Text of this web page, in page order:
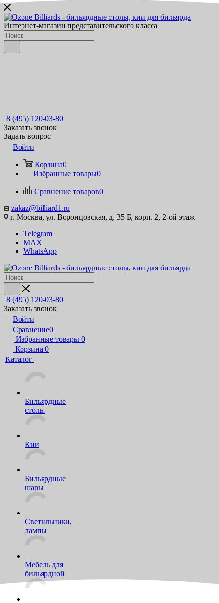
Интернет-магазин представительского класса
8 (495) 120-03-80
Заказать звонок
Задать вопрос
Войти
Корзина0
Избранные товары0
Сравнение товаров0
zakaz@billiard1.ru
г. Москва, ул. Воронцовская, д. 35 Б, корп. 2, 2-ой этаж
Telegram
MAX
WhatsApp
8 (495) 120-03-80
Заказать звонок
Войти
Сравнение0
Избранные товары 0
Корзина 0
Каталог
Бильярдные
столы
Кии
Бильярдные
шары
Светильники,
лампы
Мебель для
бильярдной